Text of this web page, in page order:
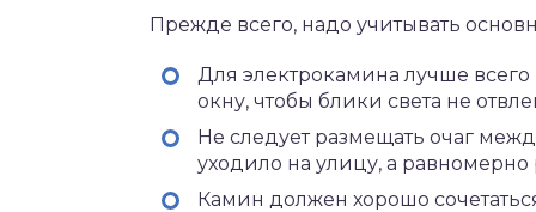
Прежде всего, надо учитывать
Для электрокамина лучше
окну, чтобы блики света не
Не следует размещать очаг
уходило на улицу, а
Камин должен хорошо